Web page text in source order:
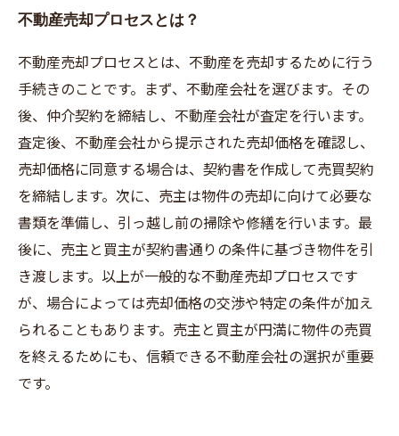
不動産売却プロセスとは？
不動産売却プロセスとは、不動産を売却するために行う
手続きのことです。まず、不動産会社を選びます。その
後、仲介契約を締結し、不動産会社が査定を行います。
査定後、不動産会社から提示された売却価格を確認し、
売却価格に同意する場合は、契約書を作成して売買契約
を締結します。次に、売主は物件の売却に向けて必要な
書類を準備し、引っ越し前の掃除や修繕を行います。最
後に、売主と買主が契約書通りの条件に基づき物件を引
き渡します。以上が一般的な不動産売却プロセスです
が、場合によっては売却価格の交渉や特定の条件が加え
られることもあります。売主と買主が円満に物件の売買
を終えるためにも、信頼できる不動産会社の選択が重要
です。